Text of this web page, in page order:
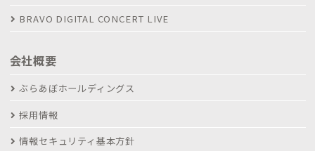
BRAVO DIGITAL CONCERT LIVE
会社概要
ぶらあぼホールディングス
採用情報
情報セキュリティ基本方針